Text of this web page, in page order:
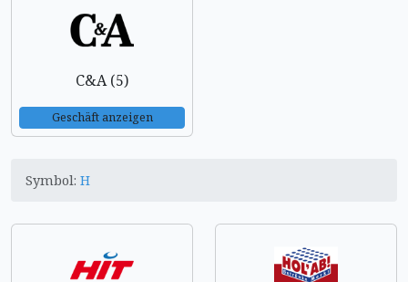
C&A (5)
Geschäft anzeigen
Symbol: H